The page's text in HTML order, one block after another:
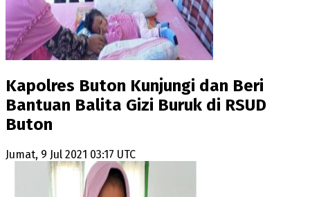
Kapolres Buton Kunjungi dan Beri
Bantuan Balita Gizi Buruk di RSUD
Buton
Jumat, 9 Jul 2021 03:17 UTC